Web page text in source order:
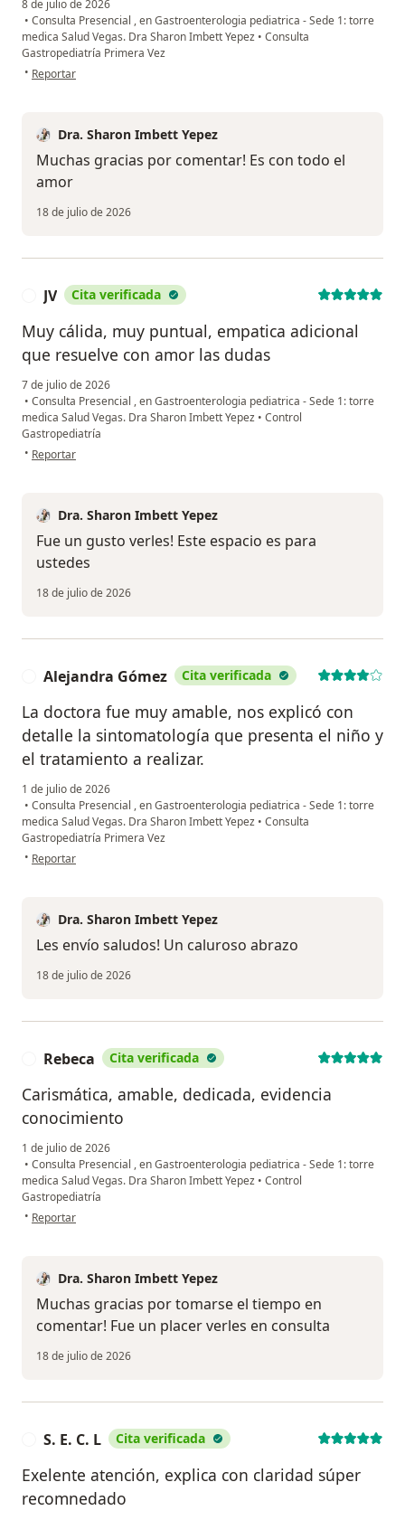
8 de julio de 2026
• Consulta Presencial , en Gastroenterologia pediatrica - Sede 1: torre
medica Salud Vegas. Dra Sharon Imbett Yepez • Consulta
Gastropediatría Primera Vez
• en opinión del usuario Lili
Reportar
Dra. Sharon Imbett Yepez
Muchas gracias por comentar! Es con todo el
amor
18 de julio de 2026
JV Cita verificada
Muy cálida, muy puntual, empatica adicional
que resuelve con amor las dudas
7 de julio de 2026
• Consulta Presencial , en Gastroenterologia pediatrica - Sede 1: torre
medica Salud Vegas. Dra Sharon Imbett Yepez • Control
Gastropediatría
• en opinión del usuario JV
Reportar
Dra. Sharon Imbett Yepez
Fue un gusto verles! Este espacio es para
ustedes
18 de julio de 2026
Alejandra Gómez Cita verificada
La doctora fue muy amable, nos explicó con
detalle la sintomatología que presenta el niño y
el tratamiento a realizar.
1 de julio de 2026
• Consulta Presencial , en Gastroenterologia pediatrica - Sede 1: torre
medica Salud Vegas. Dra Sharon Imbett Yepez • Consulta
Gastropediatría Primera Vez
• en opinión del usuario Alejandra Gómez
Reportar
Dra. Sharon Imbett Yepez
Les envío saludos! Un caluroso abrazo
18 de julio de 2026
Rebeca Cita verificada
Carismática, amable, dedicada, evidencia
conocimiento
1 de julio de 2026
• Consulta Presencial , en Gastroenterologia pediatrica - Sede 1: torre
medica Salud Vegas. Dra Sharon Imbett Yepez • Control
Gastropediatría
• en opinión del usuario Rebeca
Reportar
Dra. Sharon Imbett Yepez
Muchas gracias por tomarse el tiempo en
comentar! Fue un placer verles en consulta
18 de julio de 2026
S. E. C. L Cita verificada
Exelente atención, explica con claridad súper
recomnedado